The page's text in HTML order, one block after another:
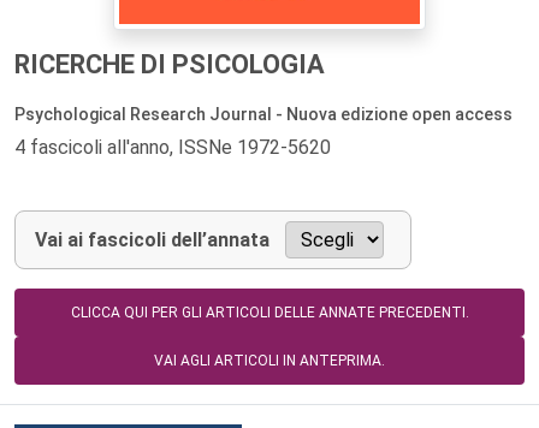
RICERCHE DI PSICOLOGIA
Psychological Research Journal - Nuova edizione open access
4 fascicoli all'anno, ISSNe 1972-5620
Vai ai fascicoli dell’annata
CLICCA QUI PER GLI ARTICOLI DELLE ANNATE PRECEDENTI.
VAI AGLI ARTICOLI IN ANTEPRIMA.